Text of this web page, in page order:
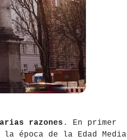
razones . En primer
época de la Edad Media